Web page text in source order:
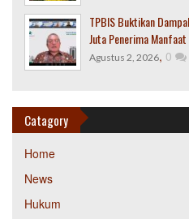
TPBIS Buktikan
Juta Penerima
Agustus 2, 2026, 0
Catagory
Home
News
Hukum